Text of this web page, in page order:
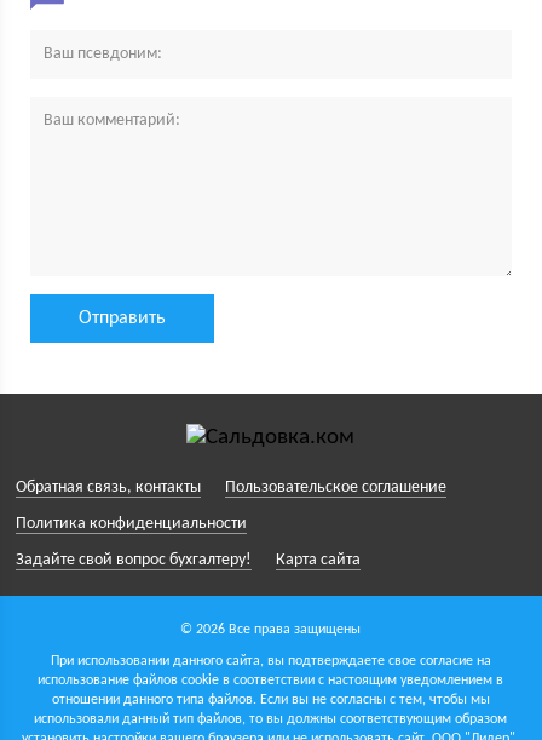
Обратная связь, контакты
Пользовательское соглашение
Политика конфиденциальности
Задайте свой вопрос бухгалтеру!
Карта сайта
© 2026 Все права защищены
При использовании данного сайта, вы подтверждаете свое согласие на
использование файлов cookie в соответствии с настоящим уведомлением в
отношении данного типа файлов. Если вы не согласны с тем, чтобы мы
использовали данный тип файлов, то вы должны соответствующим образом